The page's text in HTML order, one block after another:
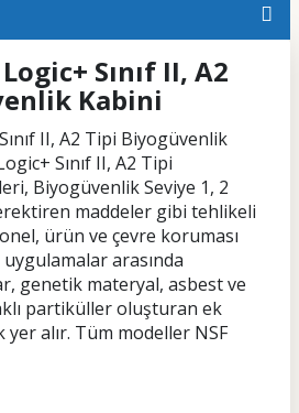
Sınıf II, A2
Kabini
II, A2 Tipi Biyogüvenlik
Sınıf II, A2 Tipi
Biyogüvenlik Seviye 1, 2
maddeler gibi tehlikeli
ürün ve çevre koruması
arasında
genetik materyal, asbest ve
partiküller oluşturan ek
yer alır. Tüm modeller NSF